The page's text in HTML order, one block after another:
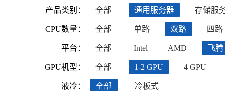
产品类别：
CPU数量：
平台：
GPU机型：
液冷：
全部 通用服务器 存储服
全部 单路 双路 四路
全部 Intel AMD 飞腾
全部 1-2 GPU 4 GPU
全部 冷板式